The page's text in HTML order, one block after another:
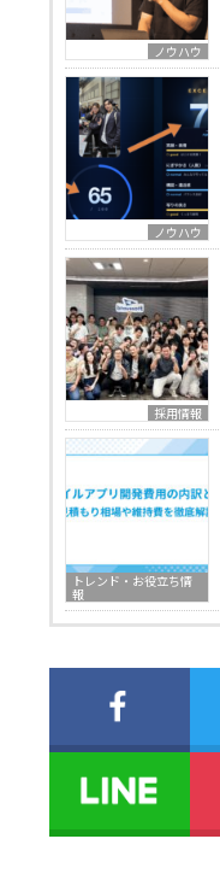
ノウハウ
ノウハウ
採用情報
トレンド・お役立ち情
報